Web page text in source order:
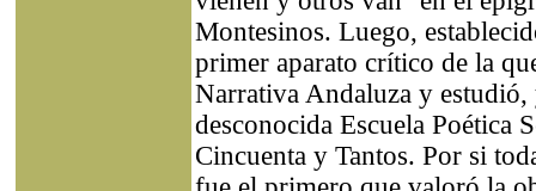
Montesinos. Luego,
primer aparato crítico de la
Narrativa Andaluza y
desconocida Escuela Poética
Cincuenta y Tantos. Por si